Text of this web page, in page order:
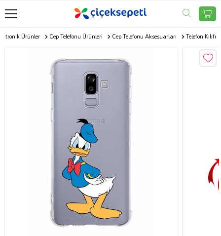
Ürünler Cep Telefonu Ürünleri Cep Telefonu Aksesuarları Telefon Kılıfı